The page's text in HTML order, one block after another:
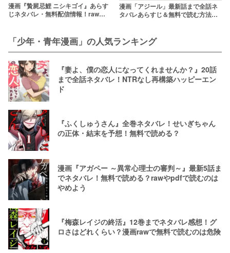
漫画『贄屍忌鯉 ニシキゴイ』あらす
じネタバレ・無料配信情報！rawや
漫画「アジール」最新話まで全話ネ
タバレあらすじ＆無料で読む方法を
「少年・青年漫画」の人気ランキング
『妻よ、僕の恋人になってくれませんか？』20話
まで全話ネタバレ！NTRなし再構築ハッピーエン
ド
『ふくしゅうさん』全巻ネタバレ！せいぎちゃん
の正体・結末を予想！無料で読める？
漫画『アガペー ～異常心理士の審判～』最新5話ま
でネタバレ！無料で読める？rawやpdfで読むのは
やめよう
『梅森レイジの終活』12巻までネタバレ感想！グ
ロさはどれくらい？漫画rawで無料で読むのは危険